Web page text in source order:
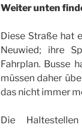
Weiter unten
Diese Straße hat
Neuwied; ihre
Fahrplan. Busse
müssen daher
das nicht immer
Die